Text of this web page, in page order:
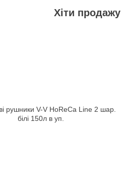
Хіти продажу